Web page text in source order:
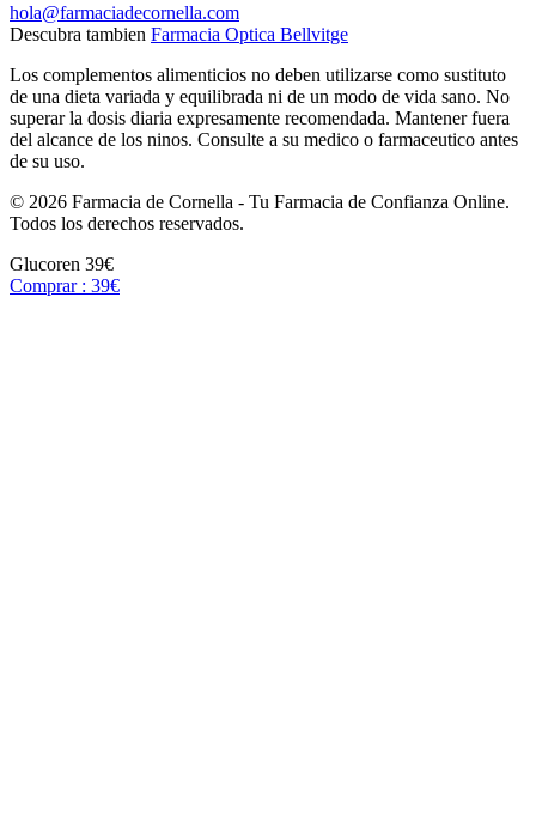
hola@farmaciadecornella.com
Descubra tambien Farmacia Optica Bellvitge
Los complementos alimenticios no deben utilizarse como sustituto
de una dieta variada y equilibrada ni de un modo de vida sano. No
superar la dosis diaria expresamente recomendada. Mantener fuera
del alcance de los ninos. Consulte a su medico o farmaceutico antes
de su uso.
© 2026 Farmacia de Cornella - Tu Farmacia de Confianza Online.
Todos los derechos reservados.
Glucoren 39€
Comprar : 39€